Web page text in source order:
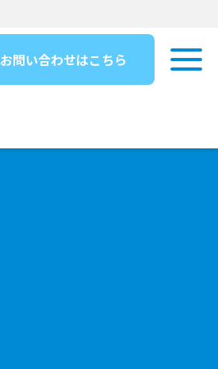
お問い合わせはこちら